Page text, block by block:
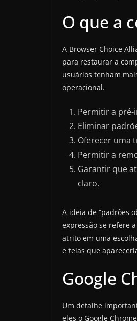
O que a
A Browser Choice
para restaurar a
usuários tenham
operacional.
Permitir a pré-
Eliminar
Oferecer uma
Permitir a
Garantir que
claro.
A ideia de “padrões
expressão se refere
atrito em uma
e telas que
Google
Um detalhe
eles o Google